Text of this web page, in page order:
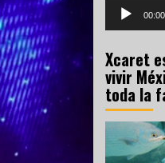
00:00
Xcaret
vivir
toda la